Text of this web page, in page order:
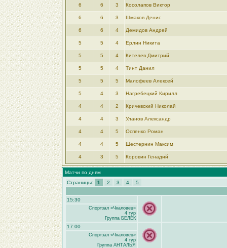
6 6 3 Косолапов Виктор
6 6 3 Шмаков Денис
6 6 4 Демидов Андрей
5 5 4 Ерлин Никита
5 5 4 Кителев Дмитрий
5 5 4 Тинт Данил
5 5 5 Малофеев Алексей
5 4 3 Нагребецкий Кирилл
4 4 2 Кричевский Николай
4 4 3 Уланов Александр
4 4 5 Оспенко Роман
4 4 5 Шестернин Максим
4 3 5 Коровин Генадий
Матчи по дням
Страницы:
1 2 3 4 5
15:30
Спортзал «Чкаловец»
4 тур
Группа БЕЛЕК
17:00
Спортзал «Чкаловец»
4 тур
Группа АНТАЛЬЯ